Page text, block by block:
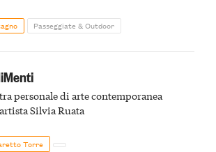
Passeggiate & Outdoor
personale di arte contemporanea
Silvia Ruata
Torre